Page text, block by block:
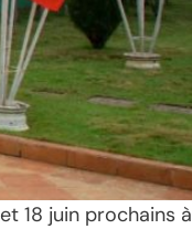
18 juin prochains à